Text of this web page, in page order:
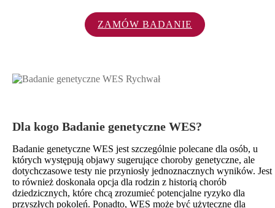
ZAMÓW BADANIE
Dla kogo Badanie genetyczne WES?
Badanie genetyczne WES jest szczególnie polecane dla osób, u
których występują objawy sugerujące choroby genetyczne, ale
dotychczasowe testy nie przyniosły jednoznacznych wyników. Jest
to również doskonała opcja dla rodzin z historią chorób
dziedzicznych, które chcą zrozumieć potencjalne ryzyko dla
przyszłych pokoleń. Ponadto, WES może być użyteczne dla